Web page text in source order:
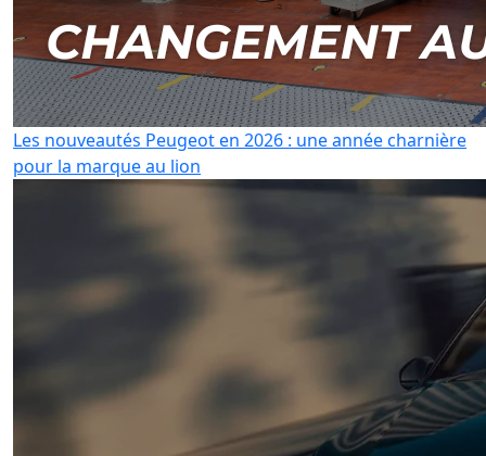
Les nouveautés Peugeot en 2026 : une année charnière
pour la marque au lion